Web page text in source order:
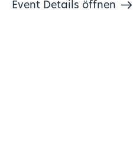
Event Details öffnen